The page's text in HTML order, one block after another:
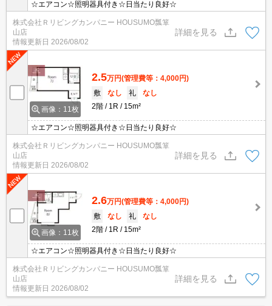
☆エアコン☆照明器具付き☆日当たり良好☆
株式会社Ｒリビングカンパニー HOUSUMO瓢箪
山店
情報更新日 2026/08/02
詳細を見る
画像：11枚
2.5万円(管理費等：4,000円)
敷
なし 礼
なし
2階
1R 15m²
☆エアコン☆照明器具付き☆日当たり良好☆
株式会社Ｒリビングカンパニー HOUSUMO瓢箪
山店
情報更新日 2026/08/02
詳細を見る
画像：11枚
2.6万円(管理費等：4,000円)
敷
なし 礼
なし
2階
1R 15m²
☆エアコン☆照明器具付き☆日当たり良好☆
株式会社Ｒリビングカンパニー HOUSUMO瓢箪
山店
情報更新日 2026/08/02
詳細を見る